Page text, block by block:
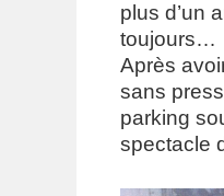
plus d’un
toujours…
Après
sans
parking
spectacle